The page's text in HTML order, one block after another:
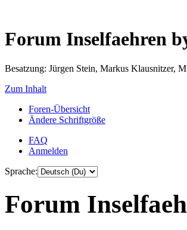
Forum Inselfaehren
Besatzung: Jürgen Stein, Markus Klausnitzer,
Zum Inhalt
Foren-Übersicht
Ändere Schriftgröße
FAQ
Anmelden
Sprache:
Forum